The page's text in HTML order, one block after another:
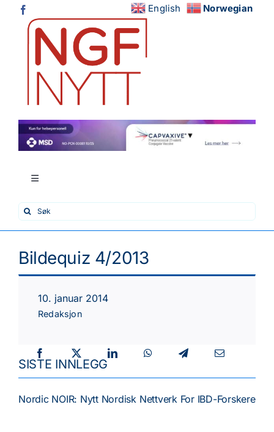
English Norwegian
Toggle
Hjem
Nytt fra fagmiljøene
Kurs/Møter
Search
for:
Bildequiz 4/2013
10. januar 2014
Redaksjon
SISTE INNLEGG
Nordic NOIR: Nytt Nordisk Nettverk For IBD-Forskere